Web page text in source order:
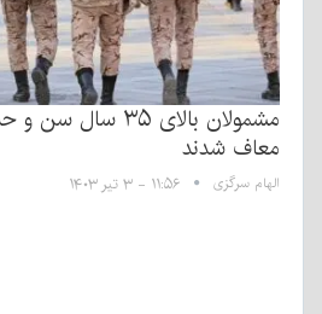
معاف شدند
الهام سرگزی ۱۱:۵۶ - ۳ تیر ۱۴۰۳